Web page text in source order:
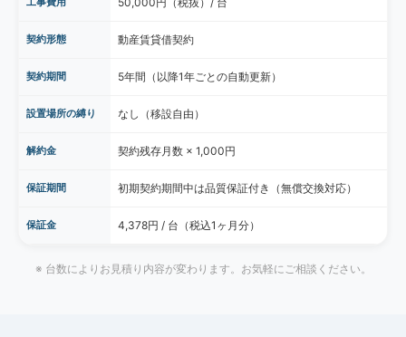
契約形態 動産賃貸借契約
契約期間 5年間（以降1年ごとの自動更新）
設置場所の縛り なし（移設自由）
解約金 契約残存月数 × 1,000円
保証期間 初期契約期間中は品質保証付き（無償交換対応）
保証金 4,378円 / 台（税込1ヶ月分）
※ 台数によりお見積り内容が変わります。お気軽にご相談ください。